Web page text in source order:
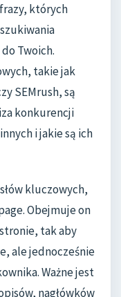
których
Twoich.
takie jak
SEMrush, są
konkurencji
i jakie są ich
kluczowych,
Obejmuje on
tak aby
ale jednocześnie
Ważne jest
nagłówków